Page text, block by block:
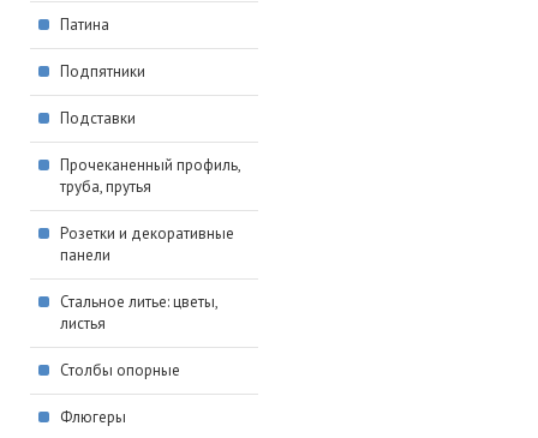
Патина
Подпятники
Подставки
Прочеканенный профиль,
труба, прутья
Розетки и декоративные
панели
Стальное литье: цветы,
листья
Столбы опорные
Флюгеры